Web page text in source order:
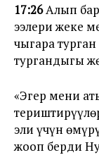
17:26Алып
ээлери жеке
чыгара
тургандыгы
«Эгер мени
эли үчүн
жооп берди